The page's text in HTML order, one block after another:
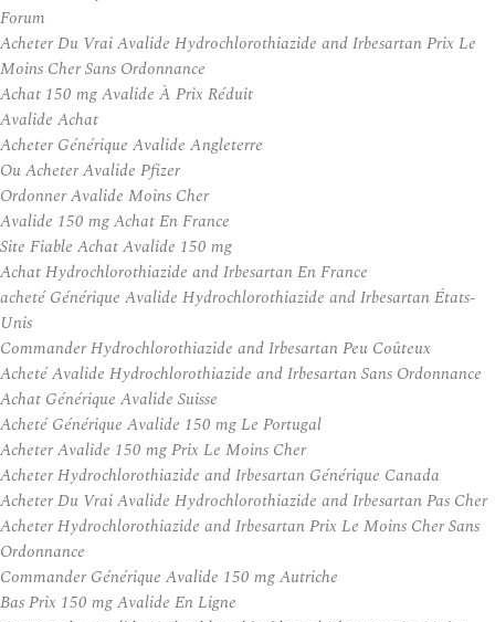
Forum
Acheter Du Vrai Avalide Hydrochlorothiazide and Irbesartan Prix Le
Moins Cher Sans Ordonnance
Achat 150 mg Avalide À Prix Réduit
Avalide Achat
Acheter Générique Avalide Angleterre
Ou Acheter Avalide Pfizer
Ordonner Avalide Moins Cher
Avalide 150 mg Achat En France
Site Fiable Achat Avalide 150 mg
Achat Hydrochlorothiazide and Irbesartan En France
acheté Générique Avalide Hydrochlorothiazide and Irbesartan États-
Unis
Commander Hydrochlorothiazide and Irbesartan Peu Coûteux
Acheté Avalide Hydrochlorothiazide and Irbesartan Sans Ordonnance
Achat Générique Avalide Suisse
Acheté Générique Avalide 150 mg Le Portugal
Acheter Avalide 150 mg Prix Le Moins Cher
Acheter Hydrochlorothiazide and Irbesartan Générique Canada
Acheter Du Vrai Avalide Hydrochlorothiazide and Irbesartan Pas Cher
Acheter Hydrochlorothiazide and Irbesartan Prix Le Moins Cher Sans
Ordonnance
Commander Générique Avalide 150 mg Autriche
Bas Prix 150 mg Avalide En Ligne